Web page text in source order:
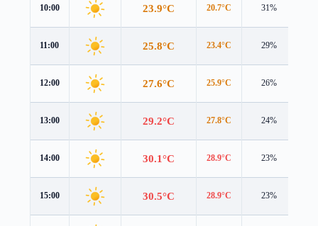
10:00 23.9°C 20.7°C 31%
11:00 25.8°C 23.4°C 29%
12:00 27.6°C 25.9°C 26%
13:00 29.2°C 27.8°C 24%
14:00 30.1°C 28.9°C 23%
15:00 30.5°C 28.9°C 23%